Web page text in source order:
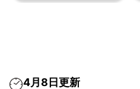
4月8日更新